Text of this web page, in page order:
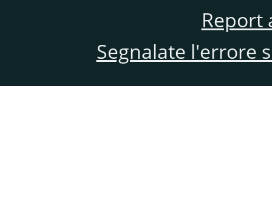
Report
Segnalate l'errore